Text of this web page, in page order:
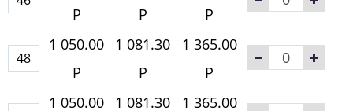
Р
Р
Р
48
1 050.00
Р
1 081.30
Р
1 365.00
Р
1 050.00
1 081.30
1 365.00